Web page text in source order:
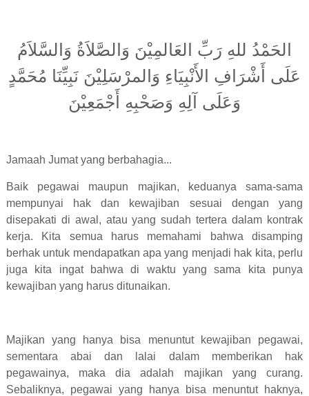
الحَمْدُ للهِ رَبِّ العَالمِيْنَ وَالصَّلاَةُ وَالسَّلاَمُ
عَلَى أَشْرَافِ الأَنْبِيَاءِ وَالمرْسَلِيْنَ نَبِيِّنَا مُحَمَّدٍ
وَعَلَى آلِهِ وَصَحْبِهِ أَجْمَعِيْنَ
Jamaah Jumat yang berbahagia...
Baik pegawai maupun majikan, keduanya sama-sama
mempunyai hak dan kewajiban sesuai dengan yang
disepakati di awal, atau yang sudah tertera dalam kontrak
kerja. Kita semua harus memahami bahwa disamping
berhak untuk mendapatkan apa yang menjadi hak kita, perlu
juga kita ingat bahwa di waktu yang sama kita punya
kewajiban yang harus ditunaikan.
Majikan yang hanya bisa menuntut kewajiban pegawai,
sementara abai dan lalai dalam memberikan hak
pegawainya, maka dia adalah majikan yang curang.
Sebaliknya, pegawai yang hanya bisa menuntut haknya,